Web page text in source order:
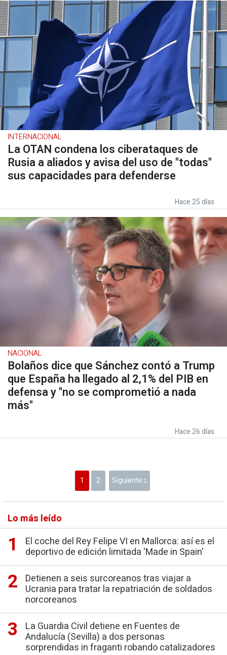
INTERNACIONAL
La OTAN condena los ciberataques de
Rusia a aliados y avisa del uso de "todas"
sus capacidades para defenderse
Hace 25 días
NACIONAL
Bolaños dice que Sánchez contó a Trump
que España ha llegado al 2,1% del PIB en
defensa y "no se comprometió a nada
más"
Hace 26 días
1 2 Siguiente
Lo más leído
El coche del Rey Felipe VI en Mallorca: así es el
deportivo de edición limitada 'Made in Spain'
Detienen a seis surcoreanos tras viajar a
Ucrania para tratar la repatriación de soldados
norcoreanos
La Guardia Civil detiene en Fuentes de
Andalucía (Sevilla) a dos personas
sorprendidas in fraganti robando catalizadores